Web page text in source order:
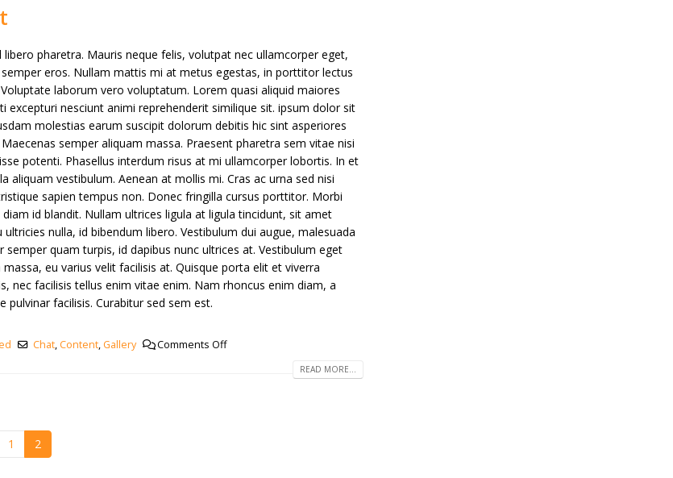
pharetra. Mauris neque felis, volutpat nec ullamcorper eget,
eros. Nullam mattis mi at metus egestas, in porttitor lectus
laborum vero voluptatum. Lorem quasi aliquid maiores
nesciunt animi reprehenderit similique sit. ipsum dolor sit
molestias earum suscipit dolorum debitis hic sint asperiores
semper aliquam massa. Praesent pharetra sem vitae nisi
potenti. Phasellus interdum risus at mi ullamcorper lobortis. In et
aliquam vestibulum. Aenean at mollis mi. Cras ac urna sed nisi
sapien tempus non. Donec fringilla cursus porttitor. Morbi
id blandit. Nullam ultrices ligula at ligula tincidunt, sit amet
nulla, id bibendum libero. Vestibulum dui augue, malesuada
quam turpis, id dapibus nunc ultrices at. Vestibulum eget
eu varius velit facilisis at. Quisque porta elit et viverra
nec facilisis tellus enim vitae enim. Nam rhoncus enim diam, a
facilisis. Curabitur sed sem est.
Chat,Content, Gallery Comments Off
READ MORE...
1 2